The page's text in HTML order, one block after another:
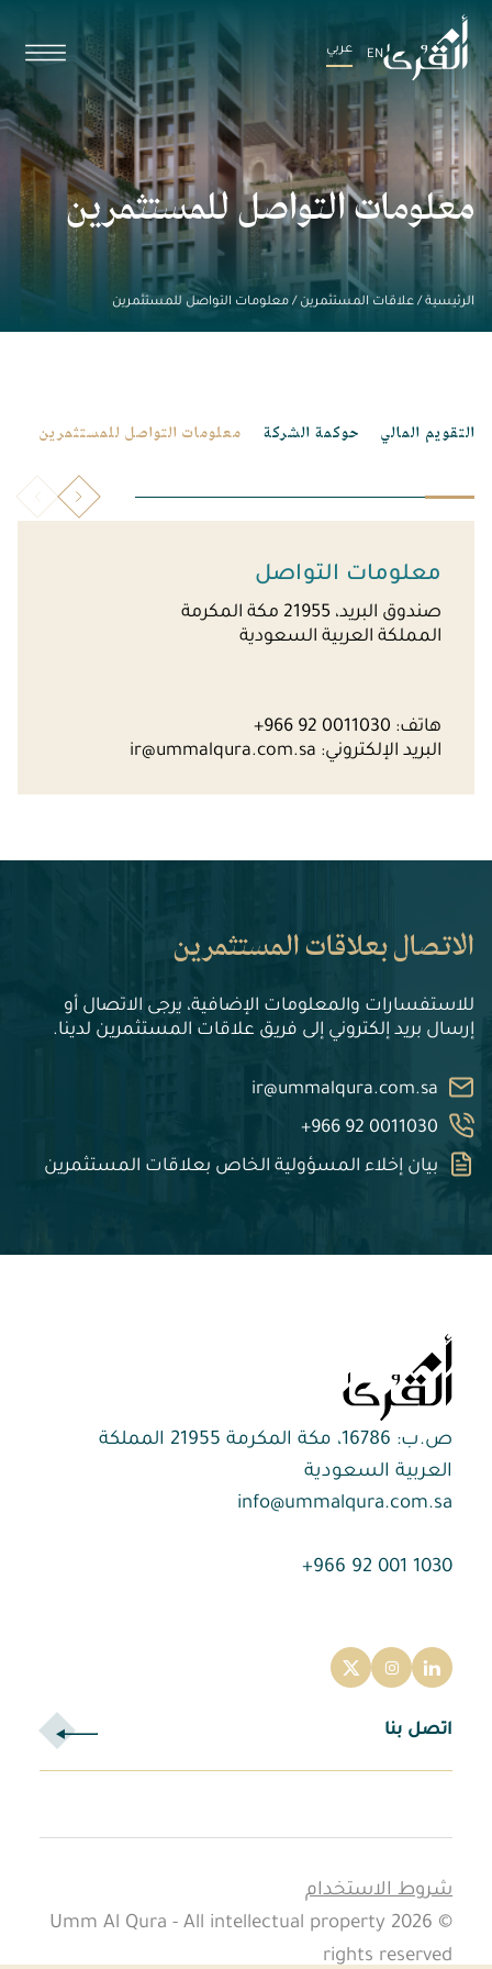
EN عربي
معلومات التواصل للمستثمرين
الرئيسية/علاقات المستثمرين /معلومات التواصل للمستثمرين
التقويم المالي حوكمة الشركة معلومات التواصل للمستثمرين
معلومات التواصل
صندوق البريد، 21955 مكة المكرمة
المملكة العربية السعودية
هاتف: +966 92 0011030
البريد الإلكتروني: ir@ummalqura.com.sa
الاتصال بعلاقات المستثمرين
للاستفسارات والمعلومات الإضافية، يرجى الاتصال أو
إرسال بريد إلكتروني إلى فريق علاقات المستثمرين لدينا.
ir@ummalqura.com.sa
+966 92 0011030
بيان إخلاء المسؤولية الخاص بعلاقات المستثمرين
ص.ب: 16786، مكة المكرمة 21955 المملكة
العربية السعودية
info@ummalqura.com.sa
1030 001 92 966+
اتصل بنا
© 2026 Umm Al Qura - All intellectual property
rights reserved
شروط الاستخدام
تخزين ملفات تعريف الارتباط على جهازك لتحسين التنقل في الموقع،
وتحليل استخدامك للموقع، والمساعدة في جهودنا التسويقية.